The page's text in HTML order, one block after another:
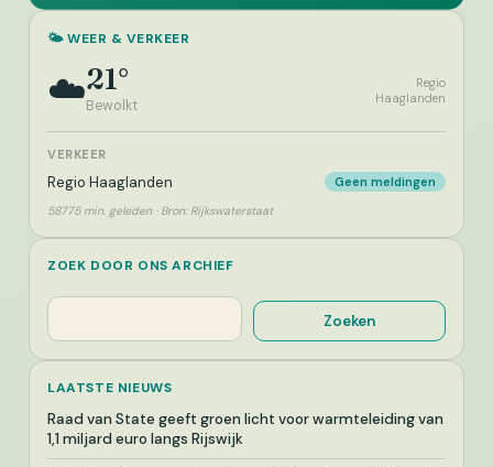
🌤️ WEER & VERKEER
☁️21°
Bewolkt
Regio
Haaglanden
VERKEER
Regio Haaglanden Geen meldingen
58775 min. geleden · Bron: Rijkswaterstaat
ZOEK DOOR ONS ARCHIEF
Zoeken
Zoeken
LAATSTE NIEUWS
Raad van State geeft groen licht voor warmteleiding van
1,1 miljard euro langs Rijswijk